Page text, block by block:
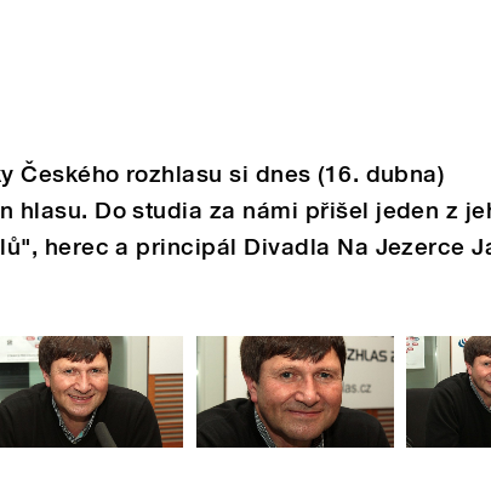
Českého rozhlasu si dnes (16. dubna)
hlasu. Do studia za námi přišel jeden z
herec a principál Divadla Na Jezerce